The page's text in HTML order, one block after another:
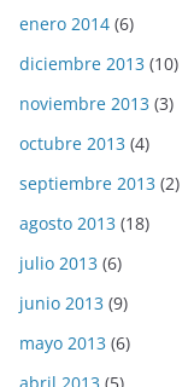
enero 2014 (6)
diciembre 2013 (10)
noviembre 2013 (3)
octubre 2013 (4)
septiembre 2013 (2)
agosto 2013 (18)
julio 2013 (6)
junio 2013 (9)
mayo 2013 (6)